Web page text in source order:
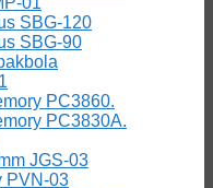
SBG-120
SBG-90
PC3860.
PC3830A.
JGS-03
PVN-03